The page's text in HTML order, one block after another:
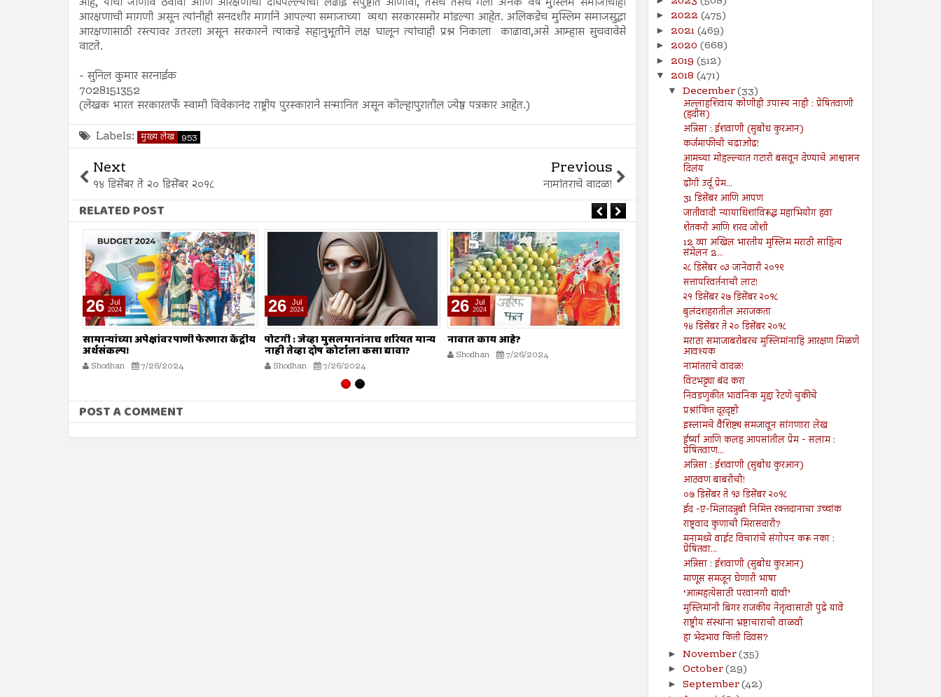
आरक्षणाची मागणी असून त्यांनीही सनदशीर मार्गाने आपल्या समाजाच्या व्यथा सरकारसमोर मांडल्या आहेत. अलिकडेच मुस्लिम समाजसुद्धा
आरक्षणासाठी रस्त्यावर उतरला असून सरकारने त्याकडे सहानुभूतीने लक्ष घालून त्यांचाही प्रश्न निकाला काढावा,असे आम्हास सुचवावेसे
वाटते.
- सुनिल कुमार सरनाईक
7028151352
(लेखक भारत सरकारतर्फे स्वामी विवेकानंद राष्ट्रीय पुरस्काराने सन्मानित असून कोल्हापुरातील ज्येष्ठ पत्रकार आहेत.)
Labels: मुख्य लेख 953
Next
१४ डिसेंबर ते २० डिसेंबर २०१८
Previous
नामांतराचे वादळ!
RELATED POST
26 Jul
2024
पोटगी : जेव्हा मुसलमानांनाच शरियत मान्य
नाही तेव्हा दोष कोर्टाला कसा द्यावा?
Shodhan 7/26/2024
26 Jul
2024
नावात काय आहे?
Shodhan 7/26/2024
19 Jul
2024
मोहर्रम हा सण नाही?
Shodhan 7/19/2024
पुरोगामी चळवळींना लक्ष्य करण्यासाठी
7/19/2024
गजापूर जाळपोळ; जबाबदारी
POST A COMMENT
► 2022 (475)
► 2021(469)
► 2020 (668)
► 2019 (512)
▼ 2018 (471)
▼ December(33)
अल्लाहशिवाय कोणीही उपास्य नाही : प्रेषितवाणी
(हदीस)
अन्निसा : ईशवाणी (सुबोध कुरआन)
कर्जमाफीची चढाओढ!
आमच्या मोहल्ल्यात गटारी बसवून देण्याचे आश्वासन
दिलंय
ढोंगी उर्दू प्रेम...
31 डिसेंबर आणि आपण
जातीवादी न्यायाधिशांविरूद्ध महाभियोग हवा
शेतकरी आणि शरद जोशी
12 व्या अखिल भारतीय मुस्लिम मराठी साहित्य
संमेलन 2...
२८ डिसेंबर ०३ जानेवारी २०१९
सत्तापरिवर्तनाची लाट!
२१ डिसेंबर २७ डिसेंबर २०१८
बुलंदशहरातील अराजकता
१४ डिसेंबर ते २० डिसेंबर २०१८
मराठा समाजाबरोबरच मुस्लिमांनाहि आरक्षण मिळणे
आवश्यक
नामांतराचे वादळ!
विटभट्ट्या बंद करा
निवडणुकीत भावनिक मुद्दा रेटणे चुकीचे
प्रश्नांकित दूरदृष्टी
इस्लामचे वैशिष्ट्य समजावून सांगणारा लेख
ईर्ष्या आणि कलह आपसांतील प्रेम - सलाम :
प्रेषितवाण...
अन्निसा : ईशवाणी (सुबोध कुरआन)
आठवण बाबरीची!
०७ डिसेंबर ते १३ डिसेंबर २०१८
ईद -ए-मिलादन्नुबी निमित्त रक्तदानाचा उच्चांक
राष्ट्रवाद कुणाची मिरासदारी?
मनामध्ये वाईट विचारांचे संगोपन करू नका :
प्रेषितवा...
अन्निसा : ईशवाणी (सुबोध कुरआन)
माणूस समजून घेणारी भाषा
‘आत्महत्येसाठी परवानगी द्यावी’
मुस्लिमांनी बिगर राजकीय नेतृत्वासाठी पुढे यावे
राष्ट्रीय संस्थांना भ्रष्टाचाराची वाळवी
हा भेदभाव किती दिवस?
► November(35)
► October(29)
► September(42)